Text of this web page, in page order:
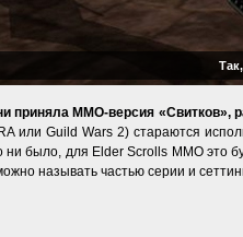
приняла ММО-версия «Свитков»,
или Guild Wars 2) стараются
было, для Elder Scrolls MMO это
называть частью серии и